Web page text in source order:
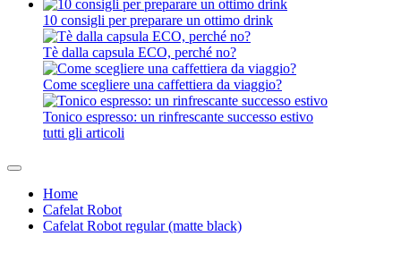
10 consigli per preparare un ottimo drink
Tè dalla capsula ECO, perché no?
Come scegliere una caffettiera da viaggio?
Tonico espresso: un rinfrescante successo estivo
tutti gli articoli
Home
Cafelat Robot
Cafelat Robot regular (matte black)